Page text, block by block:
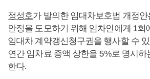
정성호가 발의한 임대차보호법 개정안
안정을 도모하기 위해 임차인에게 1회
임대차 계약갱신청구권을 행사할 수
연간 임차료 증액 상한을 5%로 명시하
한다.